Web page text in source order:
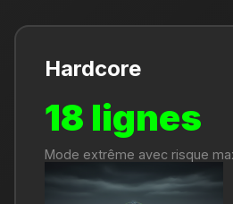
Hardcore
18 lignes
Mode extrême avec risque